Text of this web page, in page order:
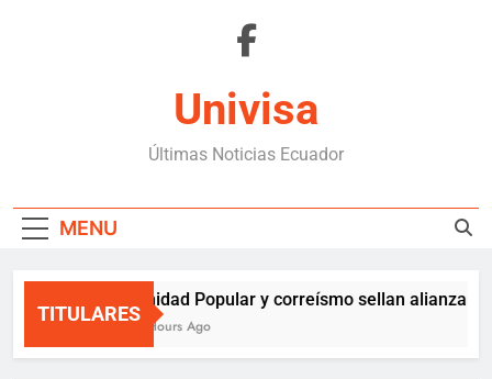
Univisa
Últimas Noticias Ecuador
MENU
TITULARES
Unidad Popular y correísmo sellan alianza
2 Hours Ago